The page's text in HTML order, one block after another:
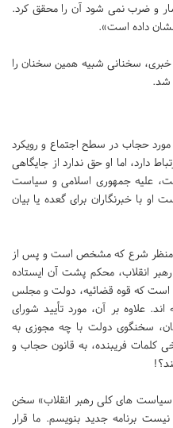
و ضرب نمی شود آن را محقق کرد.
داده است».
سخنانی شبیه همین سخنان را
شد.
حجاب در سطح اجتماع و رویکرد
دارد، اما او حق ندارد از جایگاهی
علیه جمهوری اسلامی و سیاست
با خبرنگاران برای گعده یا بیان
منظر شرع که مشخص است و پس از
رهبر انقلاب، محکم پشت آن ایستاده
است که قوه قضائیه، دولت و مجلس
علاوه بر آن، مورد تأیید شورای
سخنگوی دولت با چه مجوزی به
کلمات فریبنده، به قانون حجاب و
«سیاست های کلی رهبر انقلاب» سخن
برنامه جدید بنویسم. ما قرار